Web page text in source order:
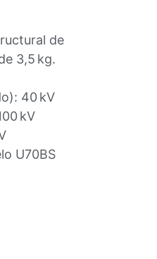
de
3,5 kg.
40 kV
kV
U70BS